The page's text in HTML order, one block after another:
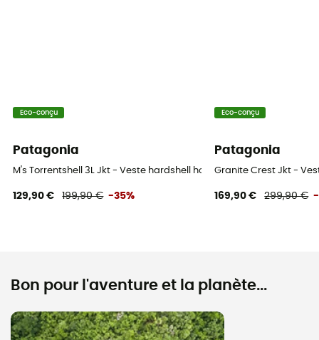
Eco-conçu
Patagonia
M's Torrentshell 3L Jkt - Veste hardshell homme
129,90 € 199,90 € -35%
Eco-conçu
Patagonia
Granite Crest Jkt -
169,90 € 299,90 € -
Bon pour l'aventure et la planète...